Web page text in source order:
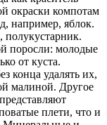
окраски компотам
например, яблок.
полукустарник.
поросли: молодые
от куста.
конца удалять их,
малиной. Другое
плети, что и